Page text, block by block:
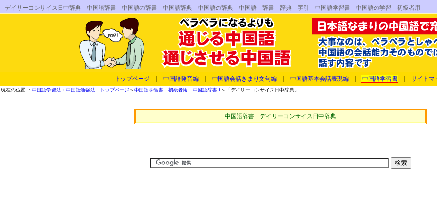
デイリーコンサイス日中辞典 中国語辞書 中国語の辞書 中国語辞典 中国語の辞典 中国語 辞書 辞典 字引 中国語学習書 中国語の学習 初級者用
トップページ 中国語発音編 中国語会話きまり文句編 中国語基本会話表現編 中国語学習書 サイトマ
現在の位置 ： 中国語学習法・中国語勉強法 トップページ ＞中国語学習書 初級者用 中国語辞書 1 ＞「デイリーコンサイス日中辞典」
中国語辞書 デイリーコンサイス日中辞典